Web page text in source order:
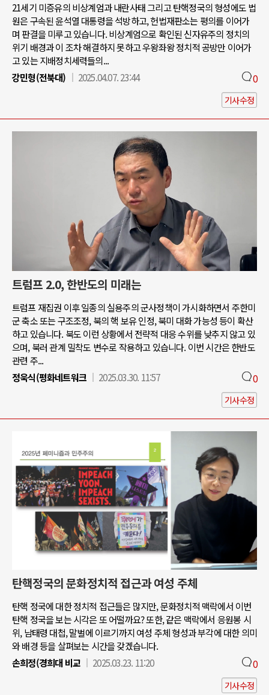
21세기 미증유의 비상계엄과 내란사태 그리고 탄핵정국의 형성에도 법
원은 구속된 윤석열 대통령을 석방하고, 헌법재판소는 평의를 이어가
며 판결을 미루고 있습니다. 비상계엄으로 확인된 신자유주의 정치의
위기 배경과 이 조차 해결하지 못하고 우왕좌왕 정치적 공방만 이어가
고 있는 지배정치세력들의...
강민형(전북대)
2025.04.07. 23:44 0
기사수정
트럼프 2.0, 한반도의 미래는
트럼프 재집권 이후 일종의 실용주의 군사정책이 가시화하면서 주한미
군 축소 또는 구조조정, 북의 핵 보유 인정, 북미 대화 가능성 등이 확산
하고 있습니다. 북도 이런 상황에서 전략적 대응 수위를 낮추지 않고 있
으며, 북러 관계 밀착도 변수로 작용하고 있습니다. 이번 시간은 한반도
관련 주...
정욱식(평화네트워크
2025.03.30. 11:57 0
기사수정
탄핵정국의 문화정치적 접근과 여성 주체
탄핵 정국에 대한 정치적 접근들은 많지만, 문화정치적 맥락에서 이번
탄핵 정국을 보는 시각은 또 어떨까요? 또한, 같은 맥락에서 응원봉 시
위, 남태령 대첩, 말벌에 이르기까지 여성 주체 형성과 부각에 대한 의미
와 배경 등을 살펴보는 시간을 갖겠습니다.
손희정(경희대 비교
2025.03.23. 11:20 0
기사수정